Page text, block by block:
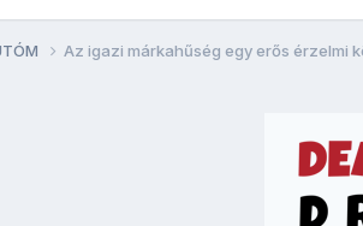
Az igazi márkahűség egy erős érzelmi